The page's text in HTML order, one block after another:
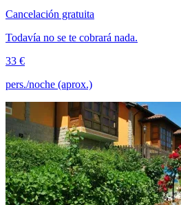
Cancelación gratuita
Todavía no se te cobrará nada.
33 €
pers./noche (aprox.)